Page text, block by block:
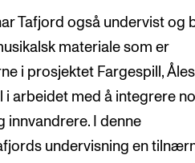
Tafjord også undervist og
materiale som er
i prosjektet Fargespill,
i arbeidet med å integrere
innvandrere. I denne
undervisning en